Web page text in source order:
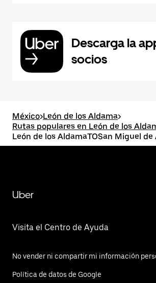
Descarga la
socios
México>León de los Aldama>
Rutas populares en León de los
León de los AldamaTOSan Miguel de
Uber
Visita el Centro de Ayuda
No vender ni compartir mi información
Política de datos de Google